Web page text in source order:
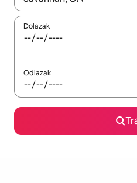
Dolazak
Odlazak